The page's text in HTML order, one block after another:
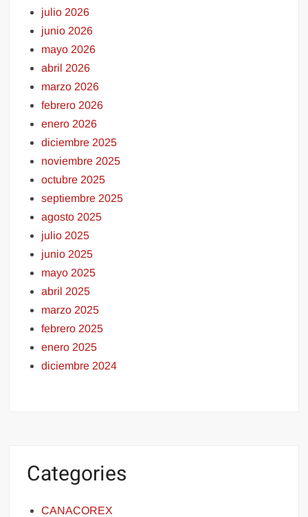
julio 2026
junio 2026
mayo 2026
abril 2026
marzo 2026
febrero 2026
enero 2026
diciembre 2025
noviembre 2025
octubre 2025
septiembre 2025
agosto 2025
julio 2025
junio 2025
mayo 2025
abril 2025
marzo 2025
febrero 2025
enero 2025
diciembre 2024
Categories
CANACOREX